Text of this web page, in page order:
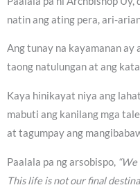
natin ang ating pera, ari-
Ang tunay na kayamanan ay
taong natulungan at ang
Kaya hinikayat niya ang
mabuti ang kanilang mga
at tagumpay ang
Paalala pa ng arsobispo,
This life is not our final